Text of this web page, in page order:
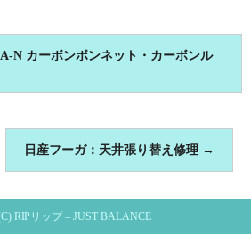
N カーボンボンネット・カーボンル
日産フーガ：天井張り替え修理 →
RIPリップ – JUST BALANCE